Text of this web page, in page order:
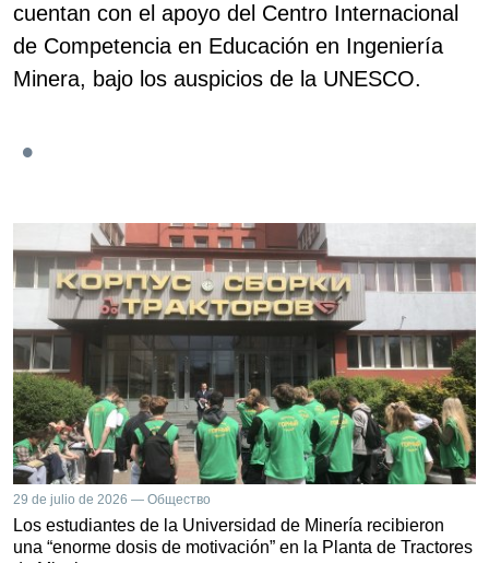
cuentan con el apoyo del Centro Internacional
de Competencia en Educación en Ingeniería
Minera, bajo los auspicios de la UNESCO.
29 de julio de 2026 — Общество
Los estudiantes de la Universidad de Minería recibieron
una “enorme dosis de motivación” en la Planta de Tractores